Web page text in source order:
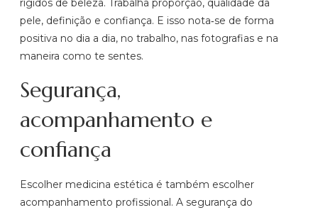
rígidos de beleza. Trabalha proporção, qualidade da
pele, definição e confiança. E isso nota‑se de forma
positiva no dia a dia, no trabalho, nas fotografias e na
maneira como te sentes.
Segurança,
acompanhamento e
confiança
Escolher medicina estética é também escolher
acompanhamento profissional. A segurança do